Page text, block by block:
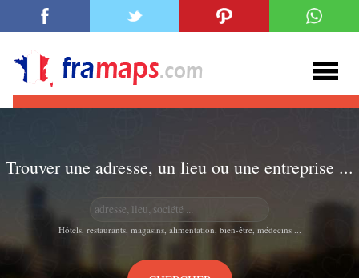
Trouver une adresse, un lieu ou une entreprise ...
Hôtels, restaurants, magasins, alimentation, bien-être, médecins ...